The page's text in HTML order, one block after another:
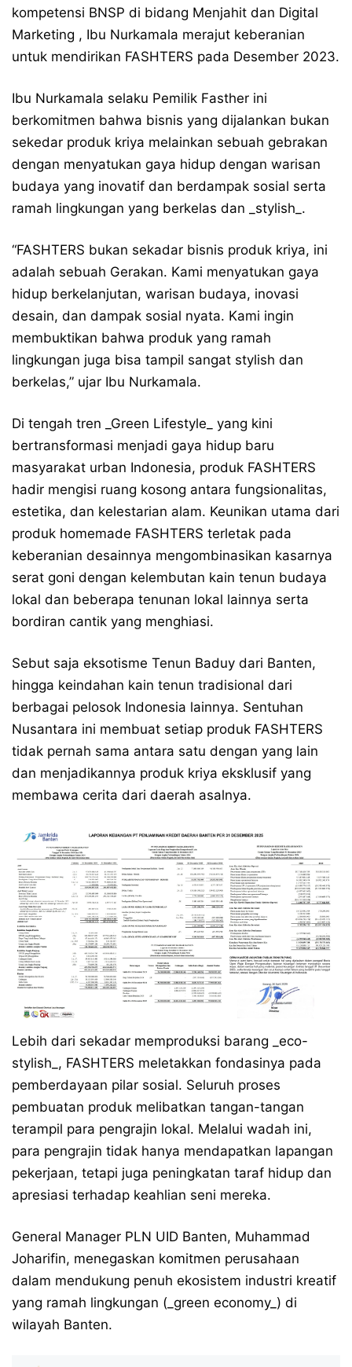
kompetensi BNSP di bidang Menjahit dan Digital
Marketing , Ibu Nurkamala merajut keberanian
untuk mendirikan FASHTERS pada Desember 2023.
Ibu Nurkamala selaku Pemilik Fasther ini
berkomitmen bahwa bisnis yang dijalankan bukan
sekedar produk kriya melainkan sebuah gebrakan
dengan menyatukan gaya hidup dengan warisan
budaya yang inovatif dan berdampak sosial serta
ramah lingkungan yang berkelas dan _stylish_.
“FASHTERS bukan sekadar bisnis produk kriya, ini
adalah sebuah Gerakan. Kami menyatukan gaya
hidup berkelanjutan, warisan budaya, inovasi
desain, dan dampak sosial nyata. Kami ingin
membuktikan bahwa produk yang ramah
lingkungan juga bisa tampil sangat stylish dan
berkelas,” ujar Ibu Nurkamala.
Di tengah tren _Green Lifestyle_ yang kini
bertransformasi menjadi gaya hidup baru
masyarakat urban Indonesia, produk FASHTERS
hadir mengisi ruang kosong antara fungsionalitas,
estetika, dan kelestarian alam. Keunikan utama dari
produk homemade FASHTERS terletak pada
keberanian desainnya mengombinasikan kasarnya
serat goni dengan kelembutan kain tenun budaya
lokal dan beberapa tenunan lokal lainnya serta
bordiran cantik yang menghiasi.
Sebut saja eksotisme Tenun Baduy dari Banten,
hingga keindahan kain tenun tradisional dari
berbagai pelosok Indonesia lainnya. Sentuhan
Nusantara ini membuat setiap produk FASHTERS
tidak pernah sama antara satu dengan yang lain
dan menjadikannya produk kriya eksklusif yang
membawa cerita dari daerah asalnya.
Lebih dari sekadar memproduksi barang _eco-
stylish_, FASHTERS meletakkan fondasinya pada
pemberdayaan pilar sosial. Seluruh proses
pembuatan produk melibatkan tangan-tangan
terampil para pengrajin lokal. Melalui wadah ini,
para pengrajin tidak hanya mendapatkan lapangan
pekerjaan, tetapi juga peningkatan taraf hidup dan
apresiasi terhadap keahlian seni mereka.
General Manager PLN UID Banten, Muhammad
Joharifin, menegaskan komitmen perusahaan
dalam mendukung penuh ekosistem industri kreatif
yang ramah lingkungan (_green economy_) di
wilayah Banten.